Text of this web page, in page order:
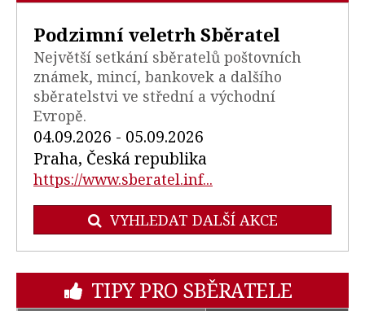
Podzimní veletrh Sběratel
Největší setkání sběratelů poštovních
známek, mincí, bankovek a dalšího
sběratelstvi ve střední a východní
Evropě.
04.09.2026 - 05.09.2026
Praha, Česká republika
https://www.sberatel.inf...
VYHLEDAT DALŠÍ AKCE
TIPY PRO SBĚRATELE